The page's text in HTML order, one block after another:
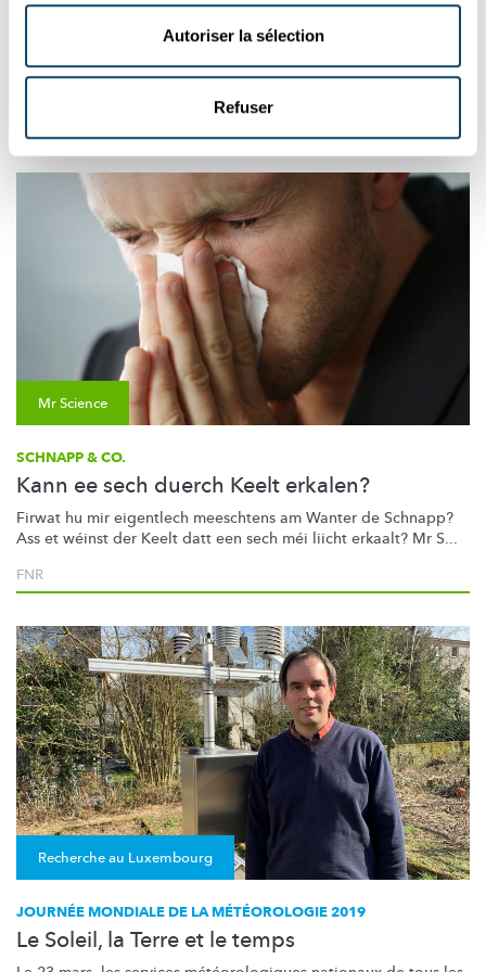
Autoriser la sélection
Refuser
Gëtt et eigentlech nach de sauere Reen?
„Bëschstierwen“ass rëm aktuell. Vu sauerem Reen
héiert een allerdéngs kaum eppes. Mr Science, gëtt et deen
eige...
Mr Science
SCHNAPP & CO.
Kann ee sech duerch Keelt erkalen?
Firwat hu mir eigentlech meeschtens am Wanter de Schnapp?
Ass et wéinst der Keelt datt een sech méi liicht erkaalt? Mr S...
FNR
Recherche au Luxembourg
JOURNÉE MONDIALE DE LA MÉTÉOROLOGIE 2019
Le Soleil, la Terre et le temps